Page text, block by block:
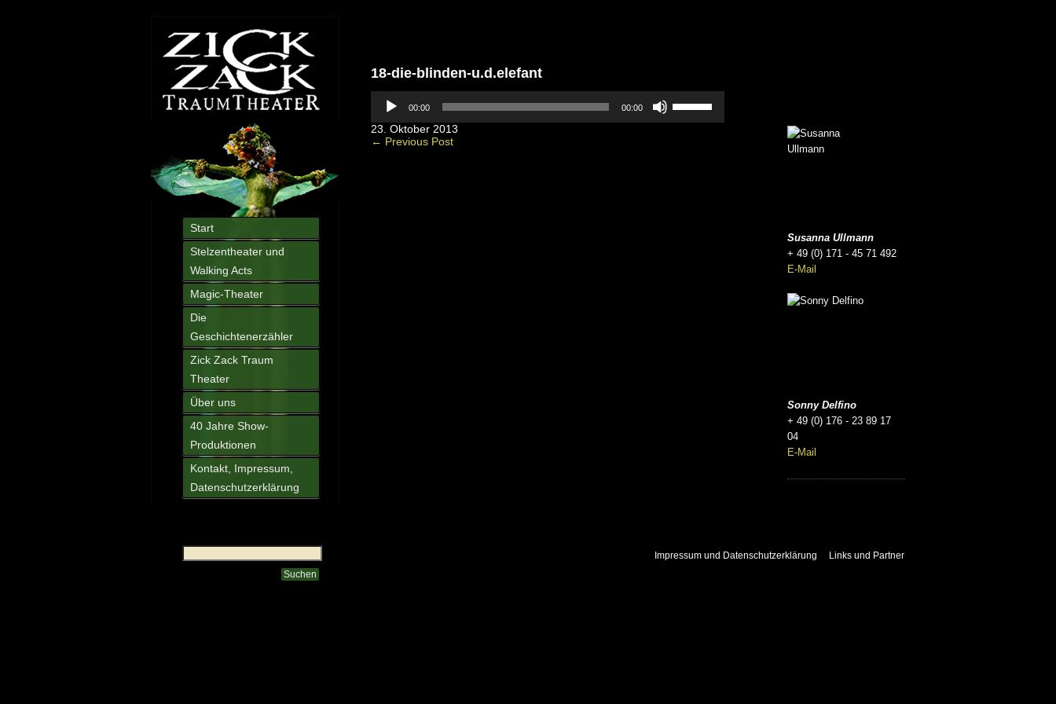
Start
Stelzentheater und
Walking Acts
Magic-Theater
Die
Geschichtenerzähler
Zick Zack Traum
Theater
Über uns
40 Jahre Show-
Produktionen
Kontakt, Impressum,
Datenschutzerklärung
18-die-blinden-u.d.elefant
Player
00:00 00:00
Hoch/Runter
benutzen,
23. Oktober 2013
← Previous Post
Susanna Ullmann
+ 49 (0) 171 - 45 71 492
E-Mail
Sonny Delfino
+ 49 (0) 176 - 23 89 17
04
E-Mail
Impressum und Datenschutzerklärung Links und Partner